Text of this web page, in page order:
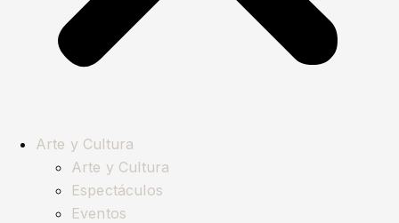
Arte y Cultura
Arte y Cultura
Espectáculos
Eventos